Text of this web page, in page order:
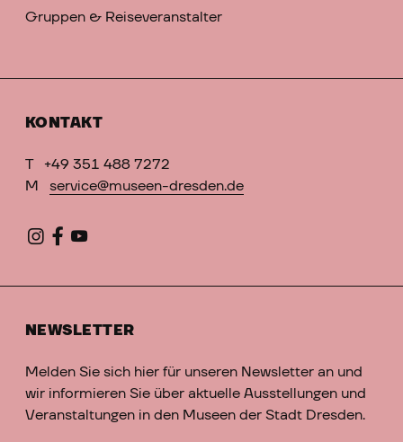
Gruppen & Reiseveranstalter
KONTAKT
T
+49 351 488 7272
M
service@museen-dresden.de
NEWSLETTER
Melden Sie sich hier für unseren Newsletter an und
wir informieren Sie über aktuelle Ausstellungen und
Veranstaltungen in den Museen der Stadt Dresden.